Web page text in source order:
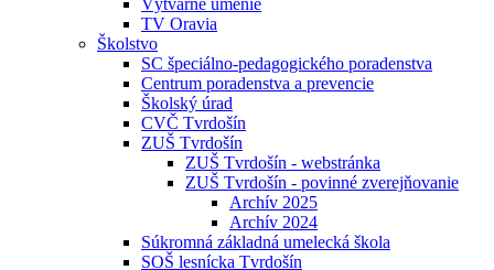
Výtvarné umenie
TV Oravia
Školstvo
SC špeciálno-pedagogického poradenstva
Centrum poradenstva a prevencie
Školský úrad
CVČ Tvrdošín
ZUŠ Tvrdošín
ZUŠ Tvrdošín - webstránka
ZUŠ Tvrdošín - povinné zverejňovanie
Archív 2025
Archív 2024
Súkromná základná umelecká škola
SOŠ lesnícka Tvrdošín